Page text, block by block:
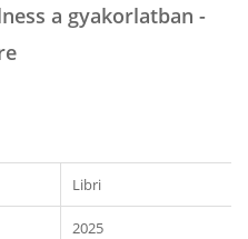
a gyakorlatban -
Libri
2025